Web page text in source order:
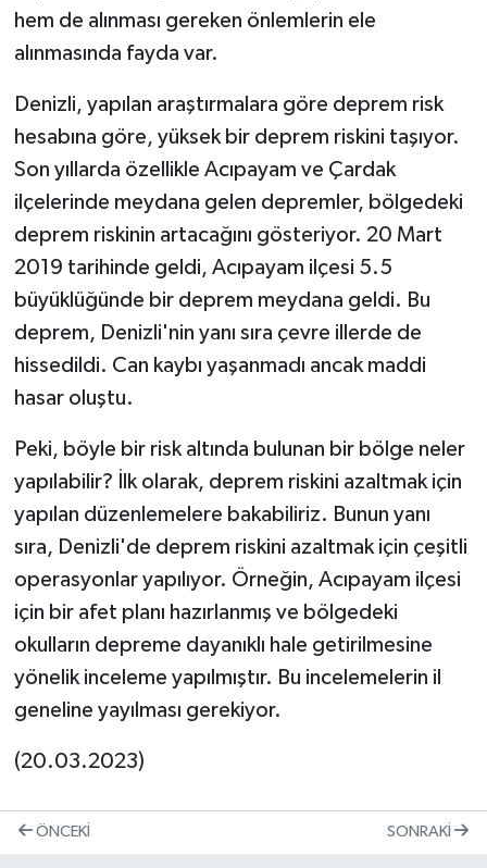
hem de alınması gereken önlemlerin ele
alınmasında fayda var.
Denizli, yapılan araştırmalara göre deprem risk
hesabına göre, yüksek bir deprem riskini taşıyor.
Son yıllarda özellikle Acıpayam ve Çardak
ilçelerinde meydana gelen depremler, bölgedeki
deprem riskinin artacağını gösteriyor. 20 Mart
2019 tarihinde geldi, Acıpayam ilçesi 5.5
büyüklüğünde bir deprem meydana geldi. Bu
deprem, Denizli'nin yanı sıra çevre illerde de
hissedildi. Can kaybı yaşanmadı ancak maddi
hasar oluştu.
Peki, böyle bir risk altında bulunan bir bölge neler
yapılabilir? İlk olarak, deprem riskini azaltmak için
yapılan düzenlemelere bakabiliriz. Bunun yanı
sıra, Denizli'de deprem riskini azaltmak için çeşitli
operasyonlar yapılıyor. Örneğin, Acıpayam ilçesi
için bir afet planı hazırlanmış ve bölgedeki
okulların depreme dayanıklı hale getirilmesine
yönelik inceleme yapılmıştır. Bu incelemelerin il
geneline yayılması gerekiyor.
(20.03.2023)
ÖNCEKI SONRAKI